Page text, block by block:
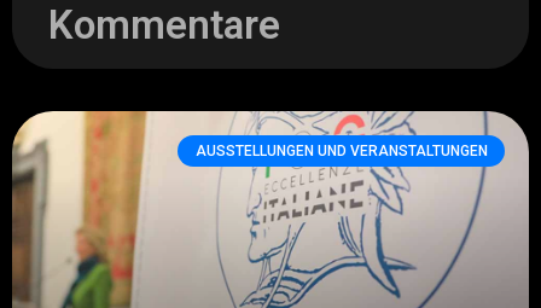
Kommentare
AUSSTELLUNGEN UND VERANSTALTUNGEN